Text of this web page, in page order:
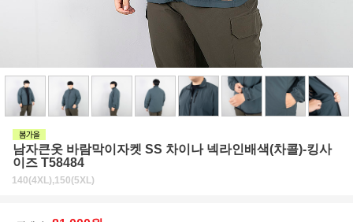
남자큰옷 바람막이자켓 SS 차이나 넥라인배색(차콜)-킹사
이즈 T58484
140(4XL),150(5XL)